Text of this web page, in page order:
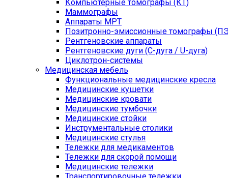
Компьютерные томографы (КТ)
Маммографы
Аппараты МРТ
Позитронно-эмиссионные томографы
Рентгеновские аппараты
Рентгеновские дуги (С-дуга / U-дуга)
Циклотрон-системы
Медицинская мебель
Функциональные медицинские кресла
Медицинские кушетки
Медицинские кровати
Медицинские тумбочки
Медицинские стойки
Инструментальные столики
Медицинские стулья
Тележки для медикаментов
Тележки для скорой помощи
Медицинские тележки